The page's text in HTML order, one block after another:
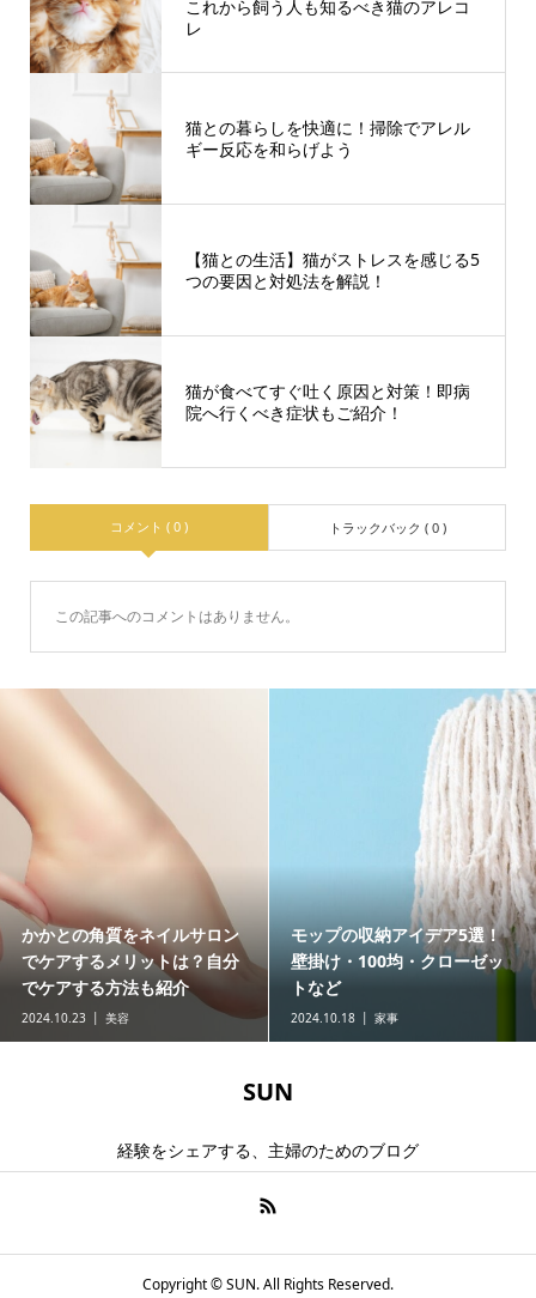
これから飼う人も知るべき猫のアレコ
レ
猫との暮らしを快適に！掃除でアレル
ギー反応を和らげよう
【猫との生活】猫がストレスを感じる5
つの要因と対処法を解説！
猫が食べてすぐ吐く原因と対策！即病
院へ行くべき症状もご紹介！
コメント ( 0 ) トラックバック ( 0 )
この記事へのコメントはありません。
5選！
ーゼッ
娘の結婚式で黒留袖を着る場
合のマナーとは？母親必見の
選び方も解説
2024.10.05 冠婚葬祭
老犬（シニア犬）は
りやすい！様子見す
2024.10.05
SUN
経験をシェアする、主婦のためのブログ
Copyright ©SUN. All Rights Reserved.